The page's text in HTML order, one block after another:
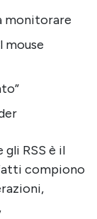
monitorare
mouse
RSS è il
compiono